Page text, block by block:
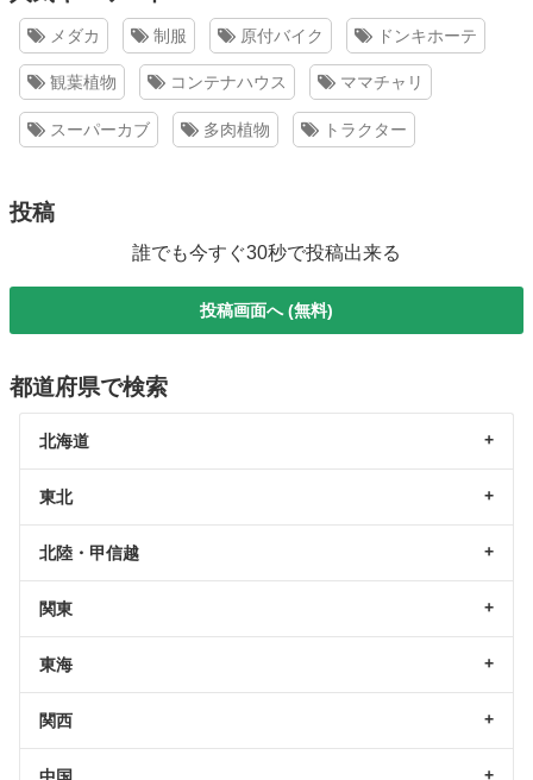
メダカ 制服 原付バイク ドンキホーテ
観葉植物 コンテナハウス ママチャリ
スーパーカブ 多肉植物 トラクター
投稿
誰でも今すぐ30秒で投稿出来る
投稿画面へ (無料)
都道府県で検索
北海道
東北
北陸・甲信越
関東
東海
関西